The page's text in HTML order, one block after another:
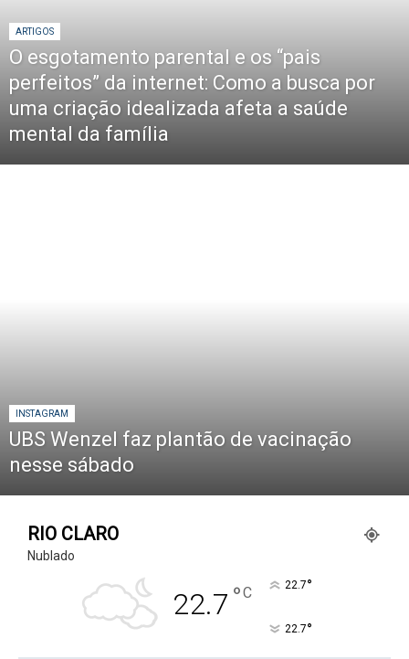
ARTIGOS
O esgotamento parental e os “pais
perfeitos” da internet: Como a busca por
uma criação idealizada afeta a saúde
mental da família
INSTAGRAM
UBS Wenzel faz plantão de vacinação
nesse sábado
RIO CLARO
Nublado
22.7 °C 22.7°
22.7°